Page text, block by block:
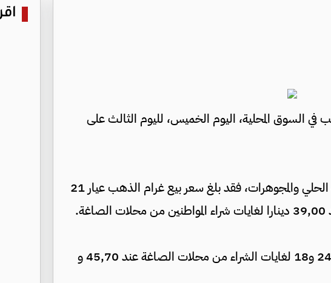
في السوق المحلية، اليوم الخميس، لليوم الثالث على
ووفق نقابة أصحاب محلات تجارة وصياغة الحلي والمجوهرات، فقد بلغ سعر بيع غرام الذهب عيار 21
كما بلغ سعر بيع الغرام من الذهب عياري 24 و18 لغايات الشراء من محلات الصاغة عند 45,70 و